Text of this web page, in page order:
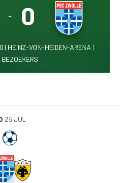
- 0
| HEINZ-VON-HEIDEN-ARENA |
26 JUL